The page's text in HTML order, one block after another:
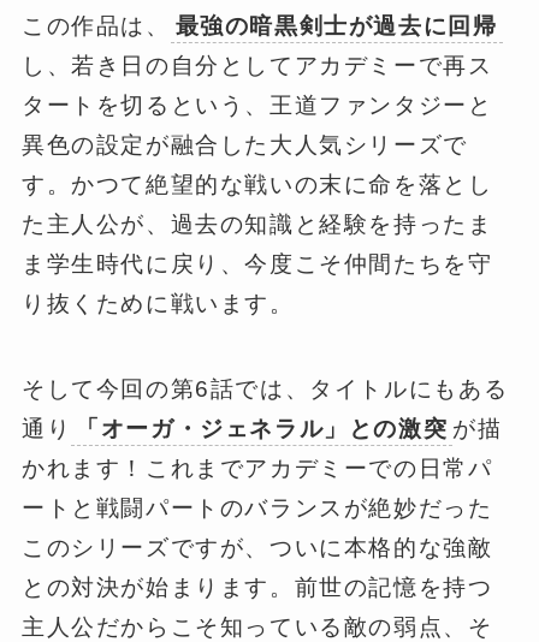
この作品は、
最強の暗黒剣士が過去に回帰
し、若き日の自分としてアカデミーで再ス
タートを切るという、王道ファンタジーと
異色の設定が融合した大人気シリーズで
す。かつて絶望的な戦いの末に命を落とし
た主人公が、過去の知識と経験を持ったま
ま学生時代に戻り、今度こそ仲間たちを守
り抜くために戦います。
そして今回の第6話では、タイトルにもある
通り
「オーガ・ジェネラル」との激突 が描
かれます！これまでアカデミーでの日常パ
ートと戦闘パートのバランスが絶妙だった
このシリーズですが、ついに本格的な強敵
との対決が始まります。前世の記憶を持つ
主人公だからこそ知っている敵の弱点、そ